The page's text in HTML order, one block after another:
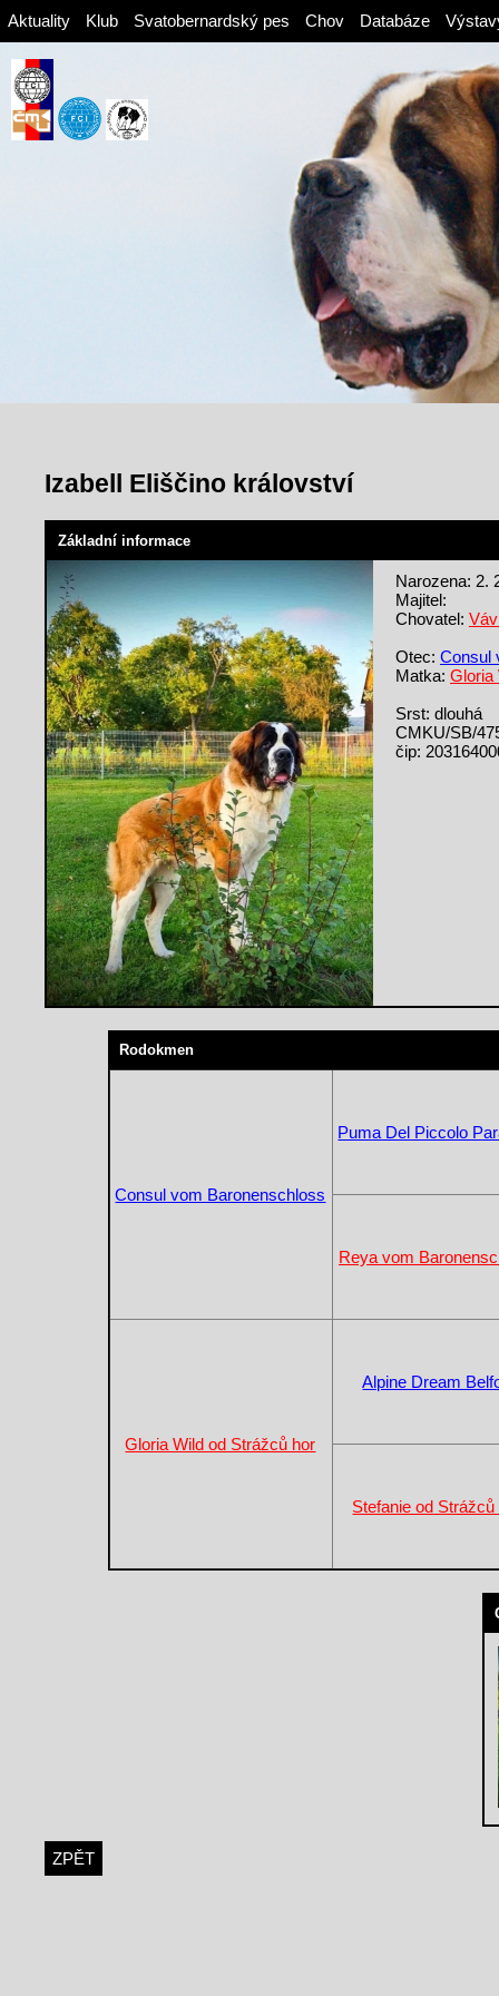
Aktuality Klub Svatobernardský pes Chov Databáze
Izabell Eliščino království
Základní informace
Narozena: 2.
Majitel:
Chovatel:
Otec: Consul
Matka: Gloria
Srst: dlouhá
CMKU/SB/
čip:
Rodokmen
Consul vom Baronenschloss
Puma Del Piccolo
Reya vom
Gloria Wild od Strážců hor
Alpine Dream
Stefanie od Strážců
ZPĚT